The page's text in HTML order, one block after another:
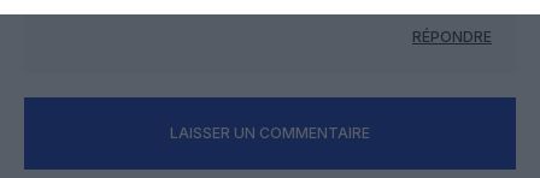
RÉPONDRE
LAISSER UN COMMENTAIRE